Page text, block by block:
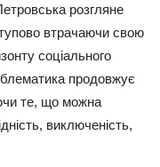
розгляне
втрачаючи свою
соціального
продовжує
те, що можна
виключеність,